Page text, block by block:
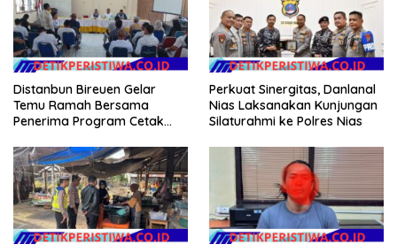
Distanbun Bireuen Gelar
Temu Ramah Bersama
Penerima Program Cetak
Klarifikasi Isu Hoax
Perkuat Sinergitas, Danlanal
Nias Laksanakan Kunjungan
Silaturahmi ke Polres Nias